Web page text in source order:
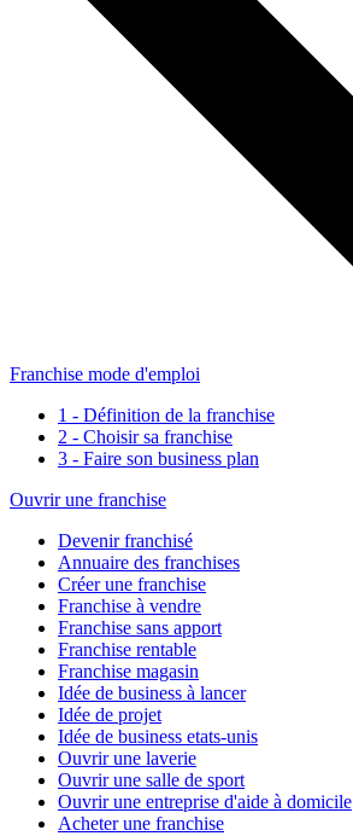
Franchise mode d'emploi
1 - Définition de la franchise
2 - Choisir sa franchise
3 - Faire son business plan
Ouvrir une franchise
Devenir franchisé
Annuaire des franchises
Créer une franchise
Franchise à vendre
Franchise sans apport
Franchise rentable
Franchise magasin
Idée de business à lancer
Idée de projet
Idée de business etats-unis
Ouvrir une laverie
Ouvrir une salle de sport
Ouvrir une entreprise d'aide à domicile
Acheter une franchise